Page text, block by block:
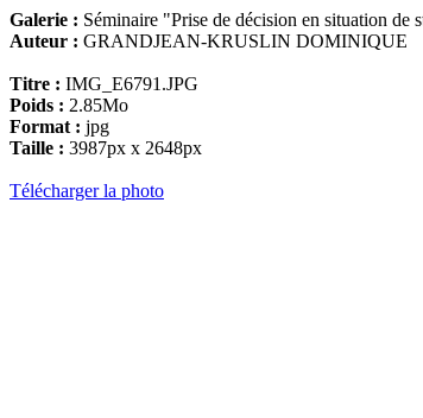
Galerie : Séminaire "Prise de décision en situation de
Auteur : GRANDJEAN-KRUSLIN DOMINIQUE
Titre : IMG_E6791.JPG
Poids : 2.85Mo
Format : jpg
Taille : 3987px x 2648px
Télécharger la photo